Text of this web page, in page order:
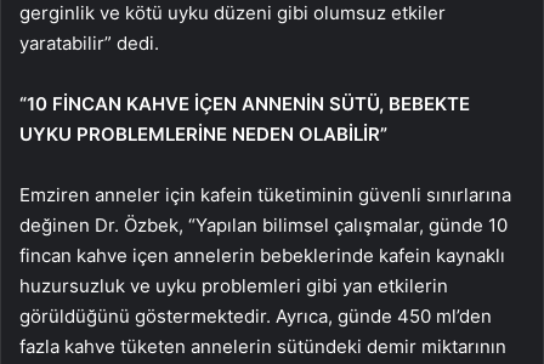
gerginlik ve kötü uyku düzeni gibi olumsuz etkiler
yaratabilir” dedi.
“10 FİNCAN KAHVE İÇEN ANNENİN SÜTÜ, BEBEKTE
UYKU PROBLEMLERİNE NEDEN OLABİLİR”
Emziren anneler için kafein tüketiminin güvenli sınırlarına
değinen Dr. Özbek, “Yapılan bilimsel çalışmalar, günde 10
fincan kahve içen annelerin bebeklerinde kafein kaynaklı
huzursuzluk ve uyku problemleri gibi yan etkilerin
görüldüğünü göstermektedir. Ayrıca, günde 450 ml’den
fazla kahve tüketen annelerin sütündeki demir miktarının